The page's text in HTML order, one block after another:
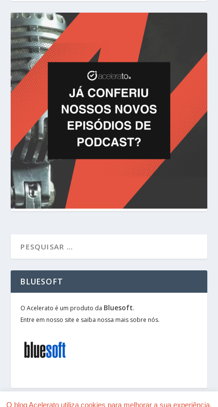
BLUESOFT
O Acelerato é um produto da Bluesoft.
Entre em nosso site e saiba nossa mais sobre nós.
O blog Acelerato utiliza cookies para melhorar a sua experiência.